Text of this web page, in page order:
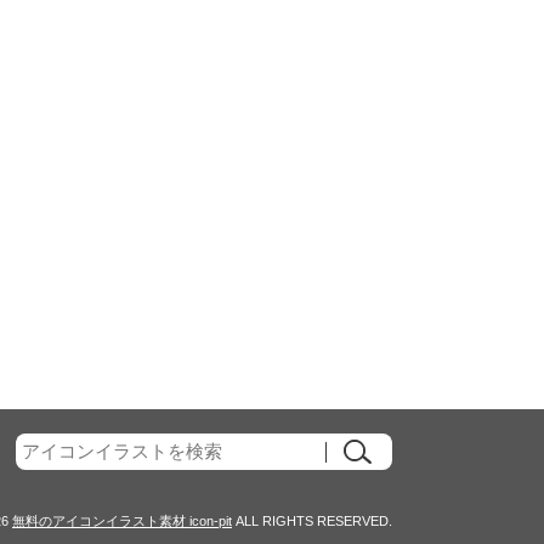
無料のアイコンイラスト素材 icon-pit ALL RIGHTS RESERVED.